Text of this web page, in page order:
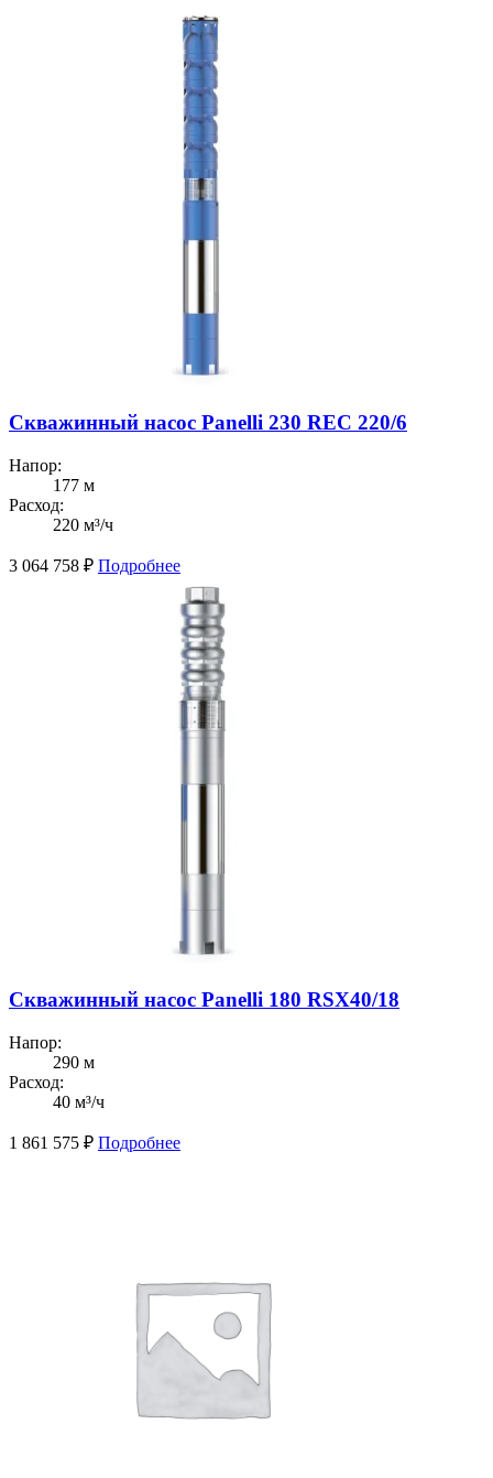
Скважинный насос Panelli 230 REC 220/6
Напор:
177 м
Расход:
220 м³/ч
3 064 758 ₽ Подробнее
Скважинный насос Panelli 180 RSX40/18
Напор:
290 м
Расход:
40 м³/ч
1 861 575 ₽ Подробнее